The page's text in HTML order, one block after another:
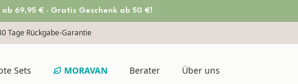
69,95 € · Gratis Geschenk ab 50 €!
Tage Rückgabe-Garantie
Sets MORAVAN Berater Über uns